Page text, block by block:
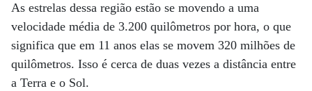
As estrelas dessa região estão se movendo a uma
velocidade média de 3.200 quilômetros por hora, o que
significa que em 11 anos elas se movem 320 milhões de
quilômetros. Isso é cerca de duas vezes a distância entre
a Terra e o Sol.